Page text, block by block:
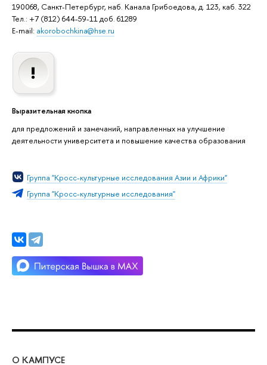
190068, Санкт-Петербург, наб. Канала Грибоедова, д. 123, каб. 322
Тел.: +7 (812) 644-59-11 доб. 61289
E-mail: akorobochkina@hse.ru
Выразительная кнопка
для предложений и замечаний, направленных на улучшение
деятельности университета и повышение качества образования
Группа "Кросс-культурные исследования Азии и Африки"
Группа "Кросс-культурные исследования"
О КАМПУСЕ